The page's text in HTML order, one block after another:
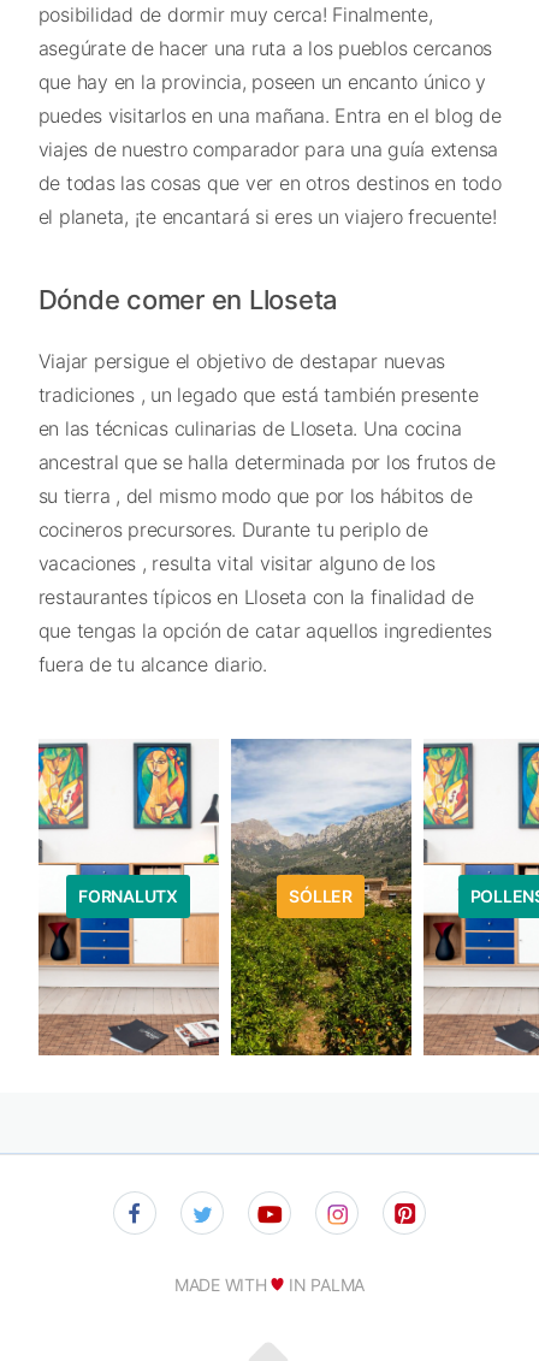
posibilidad de dormir muy cerca! Finalmente,
asegúrate de hacer una ruta a los pueblos cercanos
que hay en la provincia, poseen un encanto único y
puedes visitarlos en una mañana. Entra en el blog de
viajes de nuestro comparador para una guía extensa
de todas las cosas que ver en otros destinos en todo
el planeta, ¡te encantará si eres un viajero frecuente!
Dónde comer en Lloseta
Viajar persigue el objetivo de destapar nuevas
tradiciones , un legado que está también presente
en las técnicas culinarias de Lloseta. Una cocina
ancestral que se halla determinada por los frutos de
su tierra , del mismo modo que por los hábitos de
cocineros precursores. Durante tu periplo de
vacaciones , resulta vital visitar alguno de los
restaurantes típicos en Lloseta con la finalidad de
que tengas la opción de catar aquellos ingredientes
fuera de tu alcance diario.
FORNALUTX SÓLLER
MADE WITH IN PALMA